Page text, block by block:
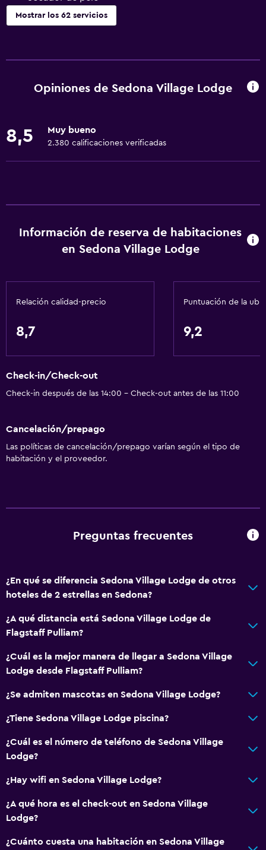
Mostrar los 62 servicios
Wifi gratis
Ventilador
Calefacción
Gel de ducha
Mascotas permitidas bajo consulta (pueden aplicar cargos
extra)
Para no fumadores
Fregadero bajo
Áreas designadas para fumadores
Zona de estar
Vista al patio interior
Sofá
Teléfono
Alfombrado
Vista a la montaña
Piso de mosaico/mármol
Ducha
Secador de pelo
Aseo
Papel higiénico
Baño privado
Opiniones de Sedona Village Lodge
8,5 Muy bueno
2.380 calificaciones verificadas
Información de reserva de habitaciones
en Sedona Village Lodge
Relación calidad-precio
8,7
Puntuación de la
9,2
Check-in/Check-out
Check-in después de las 14:00 - Check-out antes de las 11:00
Cancelación/prepago
Las políticas de cancelación/prepago varían según el tipo de
habitación y el proveedor.
Preguntas frecuentes
¿En qué se diferencia Sedona Village Lodge de otros
hoteles de 2 estrellas en Sedona?
¿A qué distancia está Sedona Village Lodge de
Flagstaff Pulliam?
¿Cuál es la mejor manera de llegar a Sedona Village
Lodge desde Flagstaff Pulliam?
¿Se admiten mascotas en Sedona Village Lodge?
¿Tiene Sedona Village Lodge piscina?
¿Cuál es el número de teléfono de Sedona Village
Lodge?
¿Hay wifi en Sedona Village Lodge?
¿A qué hora es el check-out en Sedona Village
Lodge?
¿Cuánto cuesta una habitación en Sedona Village